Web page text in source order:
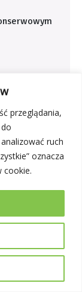
przeglądania,
ruch
oznacza
cookie.